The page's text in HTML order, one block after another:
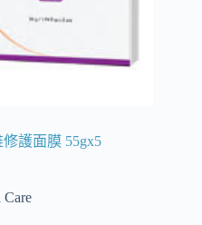
護面膜 55gx5